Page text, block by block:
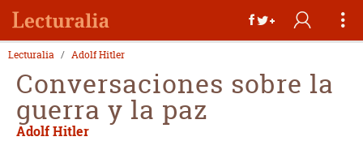
Lecturalia Adolf Hitler
Conversaciones sobre la
guerra y la paz
Adolf Hitler